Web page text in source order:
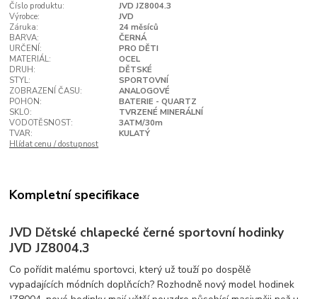
Číslo produktu:
JVD JZ8004.3
Výrobce:
JVD
Záruka:
24 měsíců
BARVA:
ČERNÁ
URČENÍ:
PRO DĚTI
MATERIÁL:
OCEL
DRUH:
DĚTSKÉ
STYL:
SPORTOVNÍ
ZOBRAZENÍ ČASU:
ANALOGOVÉ
POHON:
BATERIE - QUARTZ
SKLO:
TVRZENÉ MINERÁLNÍ
VODOTĚSNOST:
3ATM/30m
TVAR:
KULATÝ
Hlídat cenu / dostupnost
Kompletní specifikace
JVD Dětské chlapecké černé sportovní hodinky
JVD JZ8004.3
Co pořídit malému sportovci, který už touží po dospělě
vypadajících módních doplňcích? Rozhodně nový model hodinek